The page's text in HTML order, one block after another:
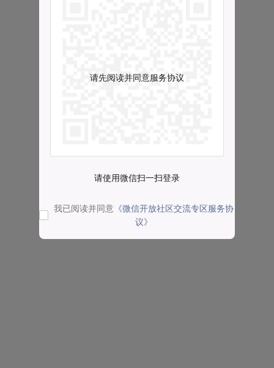
请先阅读并同意服务协议
请使用微信扫一扫登录
我已阅读并同意 《微信开放社区交流专区服务协
议》